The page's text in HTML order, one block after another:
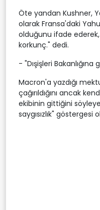
Öte yandan Kushner,
olarak Fransa'daki
olduğunu ifade ederek,
korkunç." dedi.
- "Dışişleri Bakanlığına
Macron'a yazdığı
çağırıldığını ancak
ekibinin gittiğini
saygısızlık" göstergesi